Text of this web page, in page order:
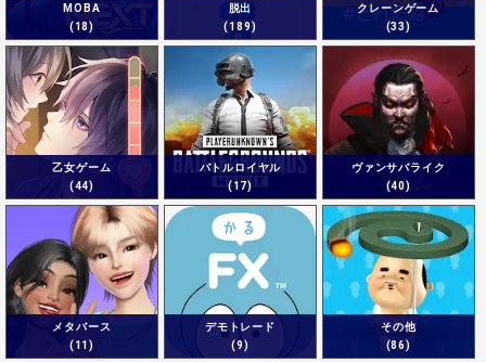
MOBA
(18)
脱出
(189)
クレーンゲーム
(33)
乙女ゲーム
(44)
バトルロイヤル
(17)
ヴァンサバライク
(40)
メタバース
(11)
デモトレード
(9)
その他
(86)